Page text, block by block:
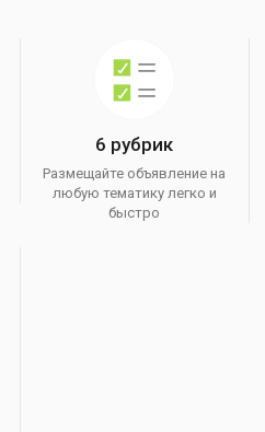
6 рубрик
Размещайте объявление на
любую тематику легко и
быстро